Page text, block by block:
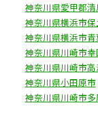
神奈川県愛甲郡
神奈川県横浜市
神奈川県横浜市青
神奈川県川崎市幸
神奈川県川崎市高
神奈川県小田原市
神奈川県川崎市多